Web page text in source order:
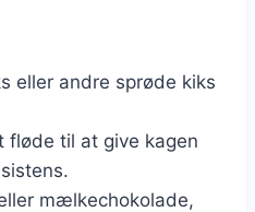
eller andre sprøde kiks
fløde til at give kagen
mælkechokolade,